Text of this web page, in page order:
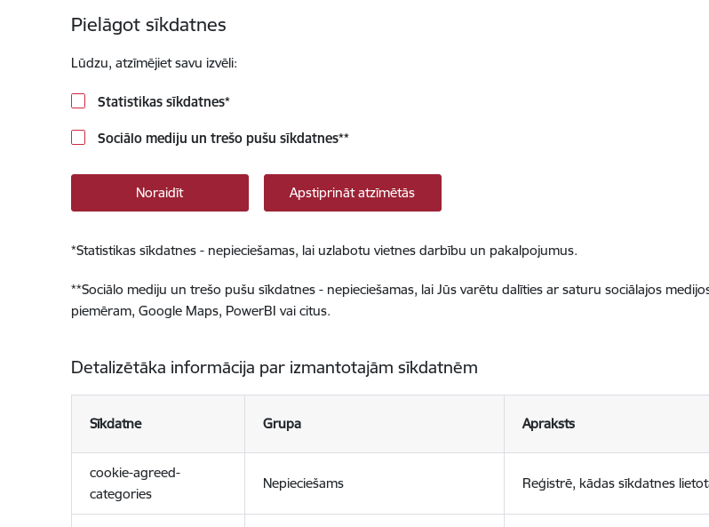
Pielāgot sīkdatnes
Lūdzu, atzīmējiet savu izvēli:
Statistikas sīkdatnes*
Sociālo mediju un trešo pušu sīkdatnes**
Noraidīt Apstiprināt atzīmētās
*Statistikas sīkdatnes - nepieciešamas, lai uzlabotu vietnes darbību un pakalpojumus.
**Sociālo mediju un trešo pušu sīkdatnes - nepieciešamas, lai Jūs varētu dalīties ar saturu sociālajos
piemēram, Google Maps, PowerBI vai citus.
Detalizētāka informācija par izmantotajām sīkdatnēm
Sīkdatne Grupa Apraksts
cookie-agreed-
categories
Nepieciešams Reģistrē, kādas sīkdatnes